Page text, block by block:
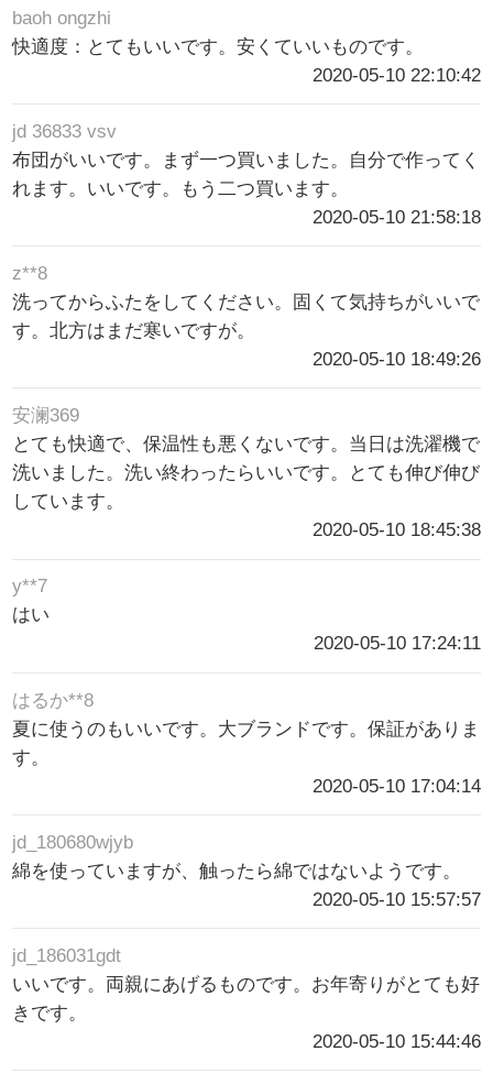
baoh ongzhi
快適度：とてもいいです。安くていいものです。
2020-05-10 22:10:42
jd 36833 vsv
布団がいいです。まず一つ買いました。自分で作ってく
れます。いいです。もう二つ買います。
2020-05-10 21:58:18
z**8
洗ってからふたをしてください。固くて気持ちがいいで
す。北方はまだ寒いですが。
2020-05-10 18:49:26
安澜369
とても快適で、保温性も悪くないです。当日は洗濯機で
洗いました。洗い終わったらいいです。とても伸び伸び
しています。
2020-05-10 18:45:38
y**7
はい
2020-05-10 17:24:11
はるか**8
夏に使うのもいいです。大ブランドです。保証がありま
す。
2020-05-10 17:04:14
jd_180680wjyb
綿を使っていますが、触ったら綿ではないようです。
2020-05-10 15:57:57
jd_186031gdt
いいです。両親にあげるものです。お年寄りがとても好
きです。
2020-05-10 15:44:46